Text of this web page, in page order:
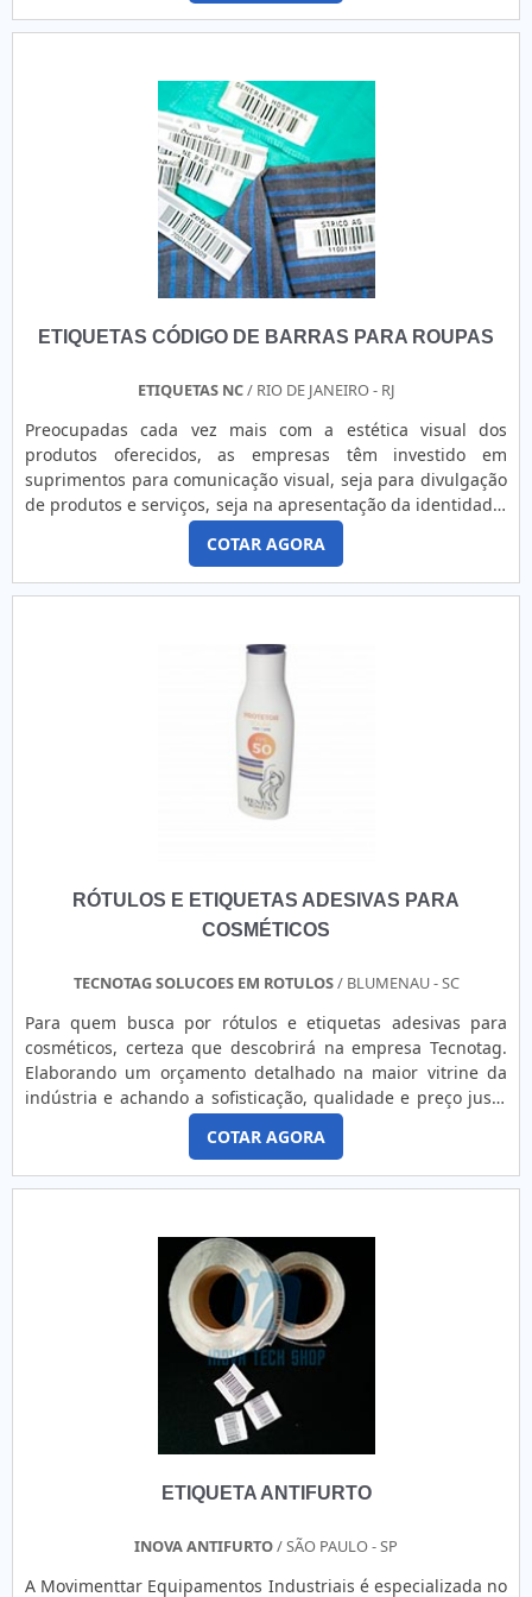
resultado e qualidade para os clientes.QUALIDADE
melhores opções sempre estão à disposição quando se
procura soluções para rótulos e etiquetas. São diversas
opções de itens oferecidos, como bobina de ponto e bobina
para relógio de ponto com ótima qualidade e
assertividade.Para tal sucesso, a empresa investiu em
profissionais competentes e em equipamentos inovadores.
A Cod Etiquetas é uma empresa que tem se destacado da
concorrência por toda seriedade e qualidade, o que
comprova sua essência de trazer o melhor para os
do comando hidráulico por este motivo. O comando
ETIQUETAS CÓDIGO DE BARRAS PARA ROUPAS
ETIQUETAS NC/ RIO DE JANEIRO - RJ
Preocupadas cada vez mais com a estética visual dos
produtos oferecidos, as empresas têm investido em
suprimentos para comunicação visual, seja para divulgação
de produtos e serviços, seja na apresentação da identidade,
de modo que o perfil da empresa seja incorporado à
estética do material de divulgação. A forma como a
empresa se apresenta é de extrema relevância para cativar
COTAR AGORA
RÓTULOS E ETIQUETAS ADESIVAS PARA
COSMÉTICOS
TECNOTAG SOLUCOES EM ROTULOS/ BLUMENAU - SC
Para quem busca por rótulos e etiquetas adesivas para
cosméticos, certeza que descobrirá na empresa Tecnotag.
Elaborando um orçamento detalhado na maior vitrine da
indústria e achando a sofisticação, qualidade e preço justo
em um só lugar.soBRE RÓTULOS E ETIQUETAS ADESIVAS
PARA COSMÉTICOSQuem quer achar rótulos e etiquetas
adesivas para cosméticos em uma empresa altamente
de comidas congeladas, focando em tecnologia e
desenvolvimento no que gera resultado ao cliente.Sem
perder o foco em rótulos e etiquetas adesivas para
cosméticos, mais do que visar apenas lucratividade, deve
oferecer produtos e serviços que tenham ótima qualidade e
excelente custo-benefício, detalhes que passam
despercebidos e podem gerar prejuízo futuros para os
clientes.Existem muitas formas diferentes de demonstrar
conhecimento e autoridade em sua área de atuação. Os
segmento quando o assunto for rótulos e etiquetas
consultores associados; Profissionais com vasta experiência
COTAR AGORA
ETIQUETA ANTIFURTO
INOVA ANTIFURTO/ SÃO PAULO - SP
A Movimenttar Equipamentos Industriais é especializada no